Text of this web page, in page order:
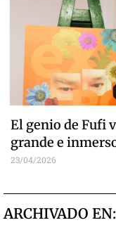
El genio de Fufi
grande e
23/04/2026
ARCHIVADO EN: